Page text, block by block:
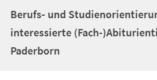
Berufs- und
interessierte (Fach-
Paderborn